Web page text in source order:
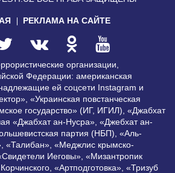
РЕКЛАМА НА САЙТЕ
организации,
Федерации: американская
ей соцсети Instagram и
«Украинская повстанческая
государство» (ИГ, ИГИЛ), «Джабхат
«Джабхат ан-Нусра», «Джебхат ан-
партия (НБП), «Аль-
«Меджлис крымско-
Иеговы», «Мизантропик
«Артподготовка», «Тризуб